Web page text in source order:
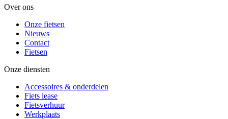
Over ons
Onze fietsen
Nieuws
Contact
Fietsen
Onze diensten
Accessoires & onderdelen
Fiets lease
Fietsverhuur
Werkplaats